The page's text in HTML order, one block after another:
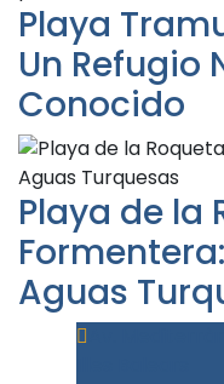
Playa
Un Refugio
Conocido
Playa de la
Aguas